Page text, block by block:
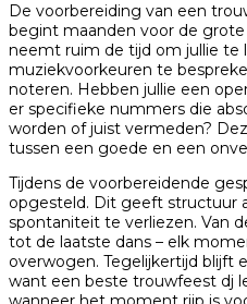
De voorbereiding van een
begint maanden voor de
neemt ruim de tijd om jullie te
muziekvoorkeuren te
noteren. Hebben jullie een
er specifieke nummers die
worden of juist vermeden?
tussen een goede en een
Tijdens de voorbereidende
opgesteld. Dit geeft structuur
spontaniteit te verliezen. Van
tot de laatste dans – elk
overwogen. Tegelijkertijd blijft
want een beste trouwfeest dj